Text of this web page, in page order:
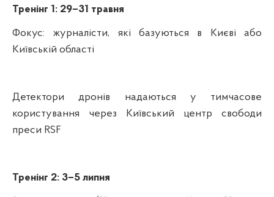
Тренінг 1: 29–31 травня
Фокус: журналісти, які базуються в Києві або
Київській області
Детектори дронів надаються у тимчасове
користування через Київський центр свободи
преси RSF
Тренінг 2: 3–5 липня